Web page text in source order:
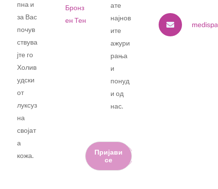
пна и
за Вас
почув
ствува
јте го
Холив
удски
от
луксуз
на
својат
а
кожа.
Бронз
ен Тен
ате
најнов
ите
ажури
рања
и
понуд
и од
нас.
Пријави
се